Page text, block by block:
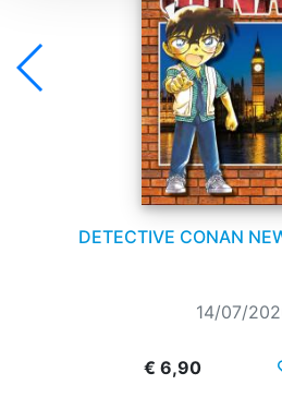
DETECTIVE CONAN
14/07/
€ 6,90